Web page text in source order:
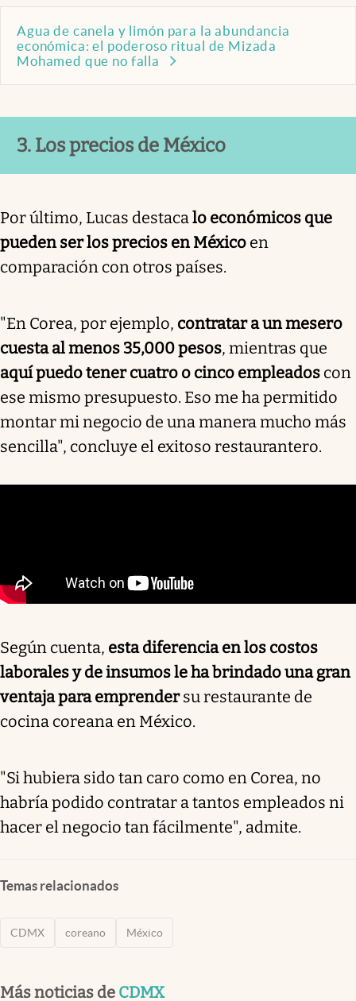
Agua de canela y limón para la abundancia
económica: el poderoso ritual de Mizada
Mohamed que no falla
3. Los precios de México
Por último, Lucas destacalo económicos que
pueden ser los precios en México en
comparación con otros países.
"En Corea, por ejemplo, contratar a un mesero
cuesta al menos 35,000 pesos, mientras que
aquí puedo tener cuatro o cinco empleados con
ese mismo presupuesto. Eso me ha permitido
montar mi negocio de una manera mucho más
sencilla", concluye el exitoso restaurantero.
Según cuenta, esta diferencia en los costos
laborales y de insumos le ha brindado una gran
ventaja para emprendersu restaurante de
cocina coreana en México.
"Si hubiera sido tan caro como en Corea, no
habría podido contratar a tantos empleados ni
hacer el negocio tan fácilmente", admite.
Temas relacionados
CDMX coreano México
Más noticias de CDMX